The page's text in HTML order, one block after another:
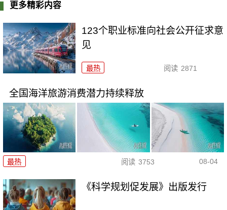
更多精彩内容
123个职业标准向社会公开征求意
见
最热 阅读 2871
全国海洋旅游消费潜力持续释放
最热 阅读 3753 08-04
《科学规划促发展》出版发行